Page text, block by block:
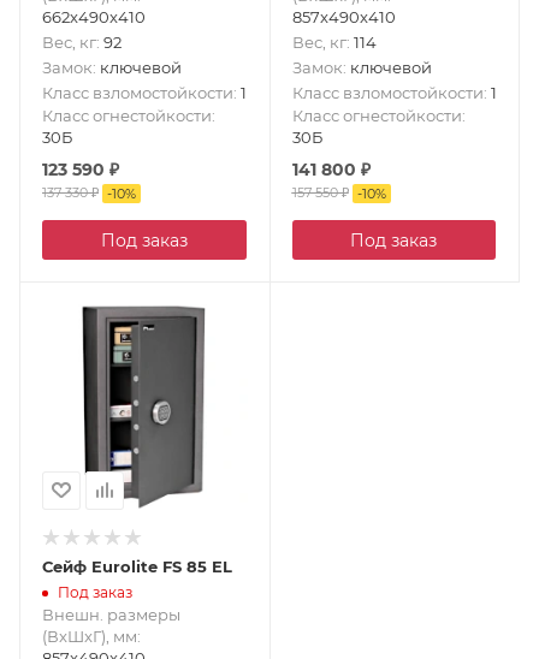
662x490x410
Вес, кг: 92
Замок: ключевой
Класс взломостойкости: 1
Класс огнестойкости:
30Б
123 590 ₽
137 330₽ -10%
Под заказ
857x490x410
Вес, кг: 114
Замок: ключевой
Класс взломостойкости: 1
Класс огнестойкости:
30Б
141 800 ₽
157 550₽ -10%
Под заказ
Сейф Eurolite FS 85 EL
Под заказ
Внешн. размеры
(ВxШxГ), мм: